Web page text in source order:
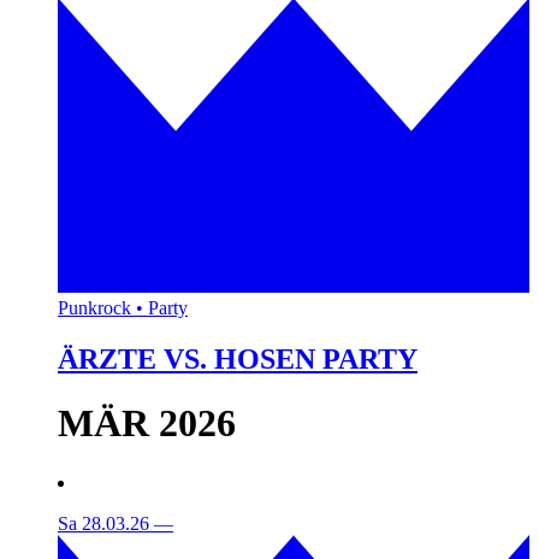
Punkrock • Party
ÄRZTE VS. HOSEN PARTY
MÄR 2026
Sa 28.03.26 —